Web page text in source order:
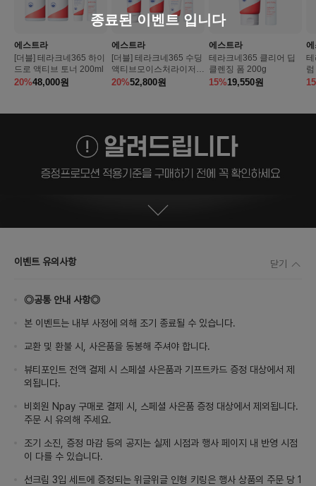
에스트라
[더블] 테라크네365 하이
드로 액티브 토너 200ml
20%48,000원
에스트라
[더블] 테라크네365 수딩
액티브모이스처라이저6
0ml
20%52,800원
에스트라
테라크네365 클리어 딥
클렌징 폼 200g
15%19,550원
이벤트 유의사항 닫기
◎공통 안내 사항◎
본 이벤트는 내부 사정에 의해 조기 종료될 수 있습니다.
교환 및 환불 시, 사은품을 동봉해 주셔야 합니다.
뷰티포인트 전액 결제 시 스페셜 사은품과 기프트카드 증정 대상에서 제
외됩니다.
비회원 Npay 구매로 결제 시, 스페셜 사은품 증정 대상에서 제외됩니다.
주문 시 유의해 주세요.
조기 소진, 증정 마감 등의 공지는 실제 시점과 행사 페이지 내 반영 시점
이 다를 수 있습니다.
선크림 3입 세트에 증정되는 위글위글 인형 키링은 행사 상품의 주문 당 1
종료된 이벤트 입니다